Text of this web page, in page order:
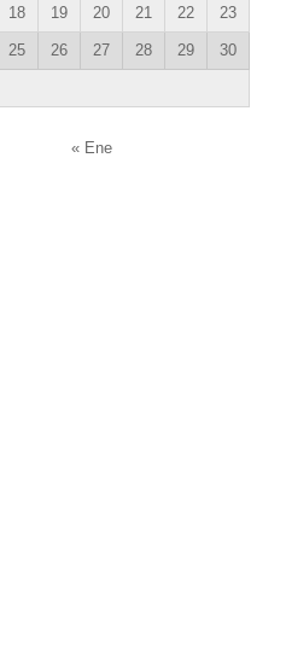
18 19 20 21 22 23
25 26 27 28 29 30
« Ene